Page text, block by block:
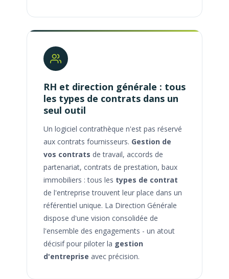
RH et direction générale : tous
les types de contrats dans un
seul outil
Un logiciel contrathèque n'est pas réservé
aux contrats fournisseurs. Gestion de
vos contrats de travail, accords de
partenariat, contrats de prestation, baux
immobiliers : tous les types de contrat
de l'entreprise trouvent leur place dans un
référentiel unique. La Direction Générale
dispose d'une vision consolidée de
l'ensemble des engagements - un atout
décisif pour piloter la gestion
d'entreprise avec précision.